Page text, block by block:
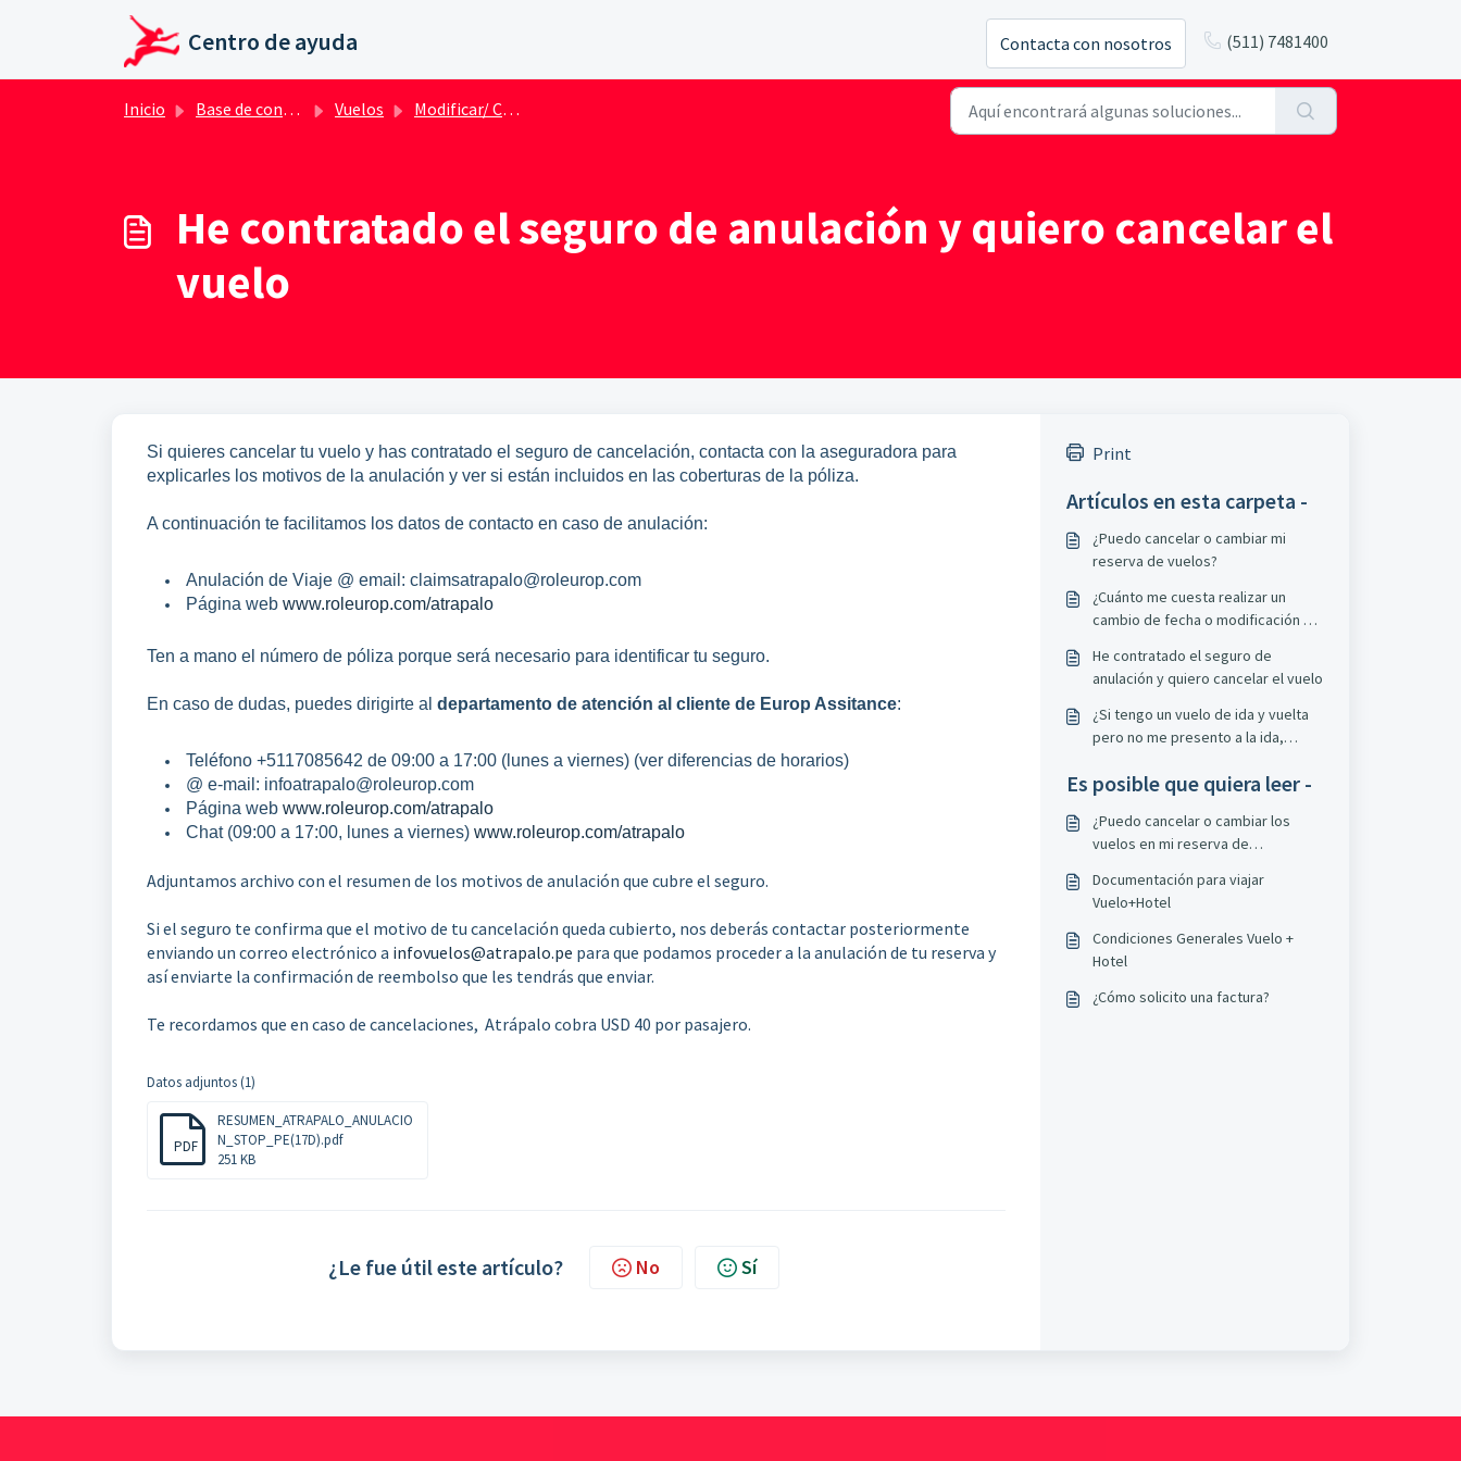
Ir al contenido principal
Centro de ayuda Contacta con nosotros (511) 7481400
Inicio Base de conocimientos Vuelos Modificar/ Cancelar vuelo
He contratado el seguro de anulación y quiero cancelar el
vuelo
Si quieres cancelar tu vuelo y has contratado el seguro de cancelación, contacta con la aseguradora para
explicarles los motivos de la anulación y ver si están incluidos en las coberturas de la póliza.
A continuación te facilitamos los datos de contacto en caso de anulación:
Anulación de Viaje @ email: claimsatrapalo@roleurop.com
Página web www.roleurop.com/atrapalo
Ten a mano el número de póliza porque será necesario para identificar tu seguro.
En caso de dudas, puedes dirigirte al departamento de atención al cliente de Europ Assitance:
Teléfono +5117085642 de 09:00 a 17:00 (lunes a viernes) (ver diferencias de horarios)
@ e-mail: infoatrapalo@roleurop.com
Página web www.roleurop.com/atrapalo
Chat (09:00 a 17:00, lunes a viernes) www.roleurop.com/atrapalo
Adjuntamos archivo con el resumen de los motivos de anulación que cubre el seguro.
Si el seguro te confirma que el motivo de tu cancelación queda cubierto, nos deberás contactar posteriormente
enviando un correo electrónico a infovuelos@atrapalo.pe para que podamos proceder a la anulación de tu reserva y
así enviarte la confirmación de reembolso que les tendrás que enviar.
Te recordamos que en caso de cancelaciones, Atrápalo cobra USD 40 por pasajero.
Datos adjuntos (1)
PDF
RESUMEN_ATRAPALO_ANULACIO
N_STOP_PE(17D).pdf
251 KB
¿Le fue útil este artículo? No Sí
Print
Artículos en esta carpeta -
¿Puedo cancelar o cambiar mi
reserva de vuelos?
¿Cuánto me cuesta realizar un
cambio de fecha o modificación en
He contratado el seguro de
anulación y quiero cancelar el vuelo
¿Si tengo un vuelo de ida y vuelta
pero no me presento a la ida,
Es posible que quiera leer -
¿Puedo cancelar o cambiar los
vuelos en mi reserva de
Documentación para viajar
Vuelo+Hotel
Condiciones Generales Vuelo +
Hotel
¿Cómo solicito una factura?